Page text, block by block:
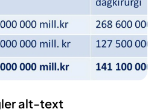
alt-text